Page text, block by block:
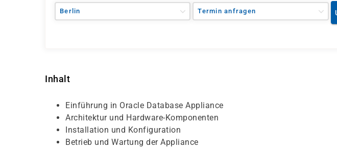
Berlin Termin anfragen
Inhalt
Einführung in Oracle Database Appliance
Architektur und Hardware-Komponenten
Installation und Konfiguration
Betrieb und Wartung der Appliance